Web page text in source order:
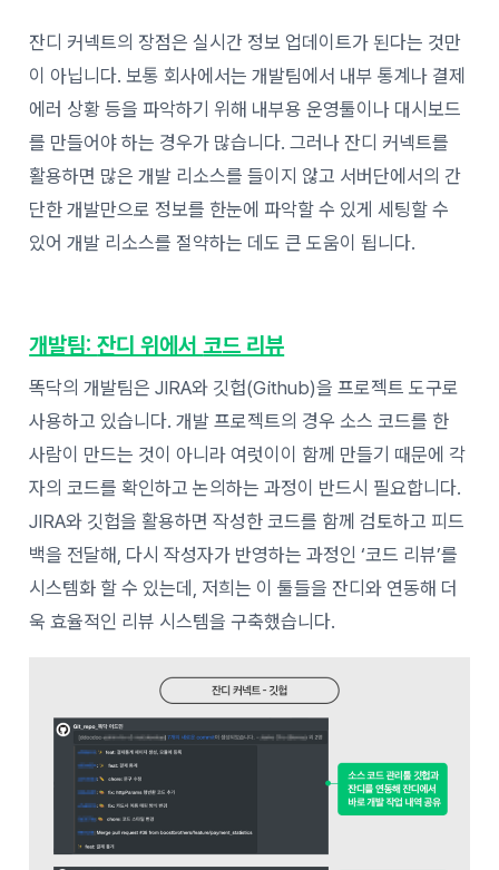
잔디 커넥트의 장점은 실시간 정보 업데이트가 된다는 것만
이 아닙니다. 보통 회사에서는 개발팀에서 내부 통계나 결제
에러 상황 등을 파악하기 위해 내부용 운영툴이나 대시보드
를 만들어야 하는 경우가 많습니다. 그러나 잔디 커넥트를
활용하면 많은 개발 리소스를 들이지 않고 서버단에서의 간
단한 개발만으로 정보를 한눈에 파악할 수 있게 세팅할 수
있어 개발 리소스를 절약하는 데도 큰 도움이 됩니다.
개발팀:잔디 위에서코드 리뷰
똑닥의 개발팀은 JIRA와 깃헙(Github)을 프로젝트 도구로
사용하고 있습니다. 개발 프로젝트의 경우 소스 코드를 한
사람이 만드는 것이 아니라 여럿이이 함께 만들기 때문에 각
자의 코드를 확인하고 논의하는 과정이 반드시 필요합니다.
JIRA와 깃헙을 활용하면 작성한 코드를 함께 검토하고 피드
백을 전달해, 다시 작성자가 반영하는 과정인 ‘코드 리뷰’를
시스템화 할 수 있는데, 저희는 이 툴들을 잔디와 연동해 더
욱 효율적인 리뷰 시스템을 구축했습니다.